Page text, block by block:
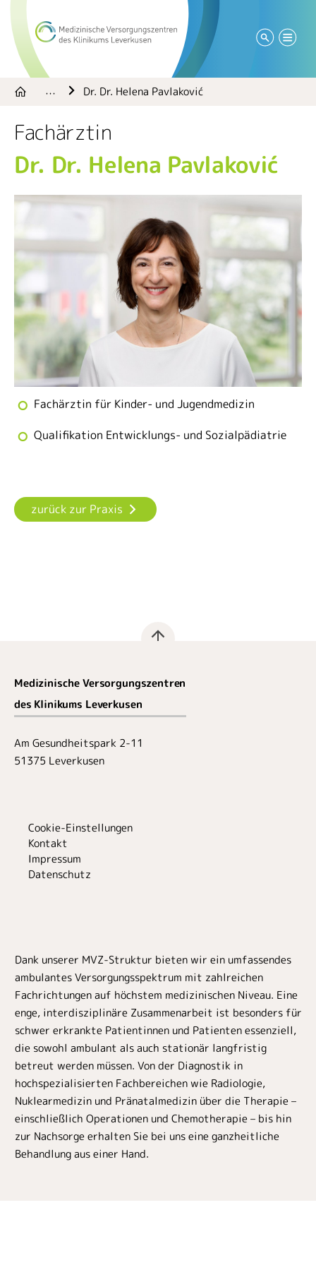
… Dr. Dr. Helena Pavlaković
Fachärztin
Dr. Dr. Helena Pavlaković
Fachärztin für Kinder- und Jugendmedizin
Qualifikation Entwicklungs- und Sozialpädiatrie
zurück zur Praxis
Medizinische Versorgungszentren
des Klinikums Leverkusen
Am Gesundheitspark 2-11
51375 Leverkusen
Cookie-Einstellungen
Kontakt
Impressum
Datenschutz
Dank unserer MVZ-Struktur bieten wir ein umfassendes
ambulantes Versorgungsspektrum mit zahlreichen
Fachrichtungen auf höchstem medizinischen Niveau. Eine
enge, interdisziplinäre Zusammenarbeit ist besonders für
schwer erkrankte Patientinnen und Patienten essenziell,
die sowohl ambulant als auch stationär langfristig
betreut werden müssen. Von der Diagnostik in
hochspezialisierten Fachbereichen wie Radiologie,
Nuklearmedizin und Pränatalmedizin über die Therapie –
einschließlich Operationen und Chemotherapie – bis hin
zur Nachsorge erhalten Sie bei uns eine ganzheitliche
Behandlung aus einer Hand.